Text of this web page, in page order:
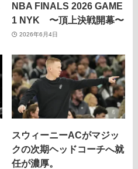
NBA FINALS 2026 GAME
1 NYK 〜頂上決戦開幕〜
2026年6月4日
スウィーニーACがマジッ
クの次期ヘッドコーチへ就
任が濃厚。